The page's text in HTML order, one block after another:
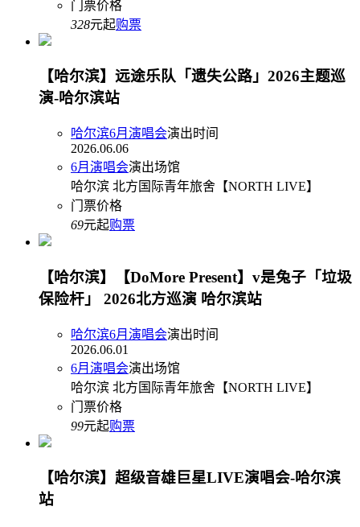
门票价格
328元起购票
【哈尔滨】远途乐队「遗失公路」2026主题巡
演-哈尔滨站
哈尔滨6月演唱会演出时间
2026.06.06
6月演唱会演出场馆
哈尔滨 北方国际青年旅舍【NORTH LIVE】
门票价格
69元起购票
【哈尔滨】【DoMore Present】v是兔子「垃圾
保险杆」 2026北方巡演 哈尔滨站
哈尔滨6月演唱会演出时间
2026.06.01
6月演唱会演出场馆
哈尔滨 北方国际青年旅舍【NORTH LIVE】
门票价格
99元起购票
【哈尔滨】超级音雄巨星LIVE演唱会-哈尔滨
站